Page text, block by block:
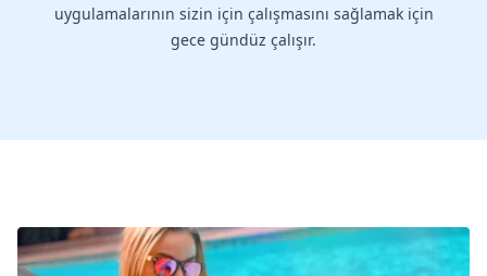
uygulamalarının sizin için çalışmasını sağlamak için
gece gündüz çalışır.